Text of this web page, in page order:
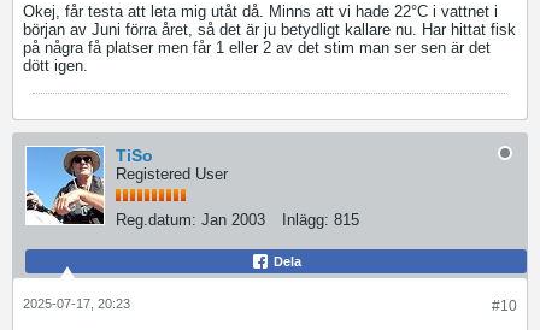
Okej, får testa att leta mig utåt då. Minns att vi hade 22°C i vattnet i
början av Juni förra året, så det är ju betydligt kallare nu. Har hittat fisk
på några få platser men får 1 eller 2 av det stim man ser sen är det
dött igen.
TiSo
Registered User
Reg.datum: Jan 2003 Inlägg: 815
Dela
#10
2025-07-17, 20:23